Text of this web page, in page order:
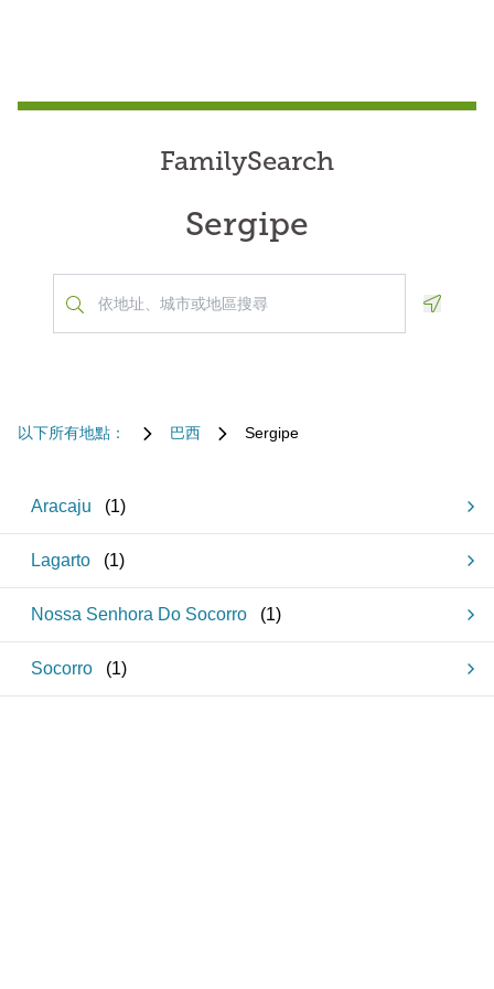
FamilySearch
Sergipe
以下所有地點： 巴西 Sergipe
Aracaju (1)
Lagarto (1)
Nossa Senhora Do Socorro (1)
Socorro (1)